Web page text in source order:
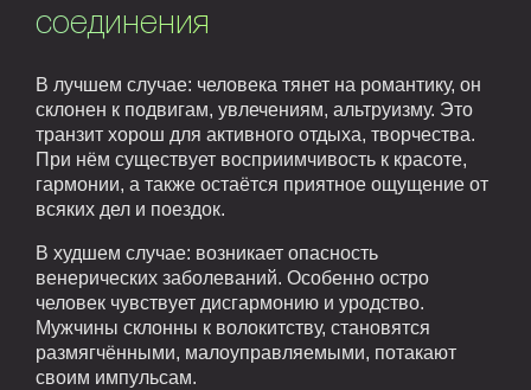
соединения
В лучшем случае: человека тянет на романтику, он
склонен к подвигам, увлечениям, альтруизму. Это
транзит хорош для активного отдыха, творчества.
При нём существует восприимчивость к красоте,
гармонии, а также остаётся приятное ощущение от
всяких дел и поездок.
В худшем случае: возникает опасность
венерических заболеваний. Особенно остро
человек чувствует дисгармонию и уродство.
Мужчины склонны к волокитству, становятся
размягчёнными, малоуправляемыми, потакают
своим импульсам.